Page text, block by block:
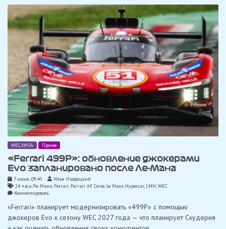
WEC
WEC/IMSA Прочее
«Ferrari 499P»: обновление джокерами
Evo запланировано после Ле-Мана
7 июня, 09:45
Илья Навроцкий
24 часа Ле-Мана, Ferrari, Ferrari AF Corse, Le Mans Hypercar, LMH,WEC
Комментироватьon
499P»:
джокерами
«Ferrari» планирует модернизировать «499P» с помощью
джокеров Evo к сезону WEC 2027 года — что планирует Скудерия